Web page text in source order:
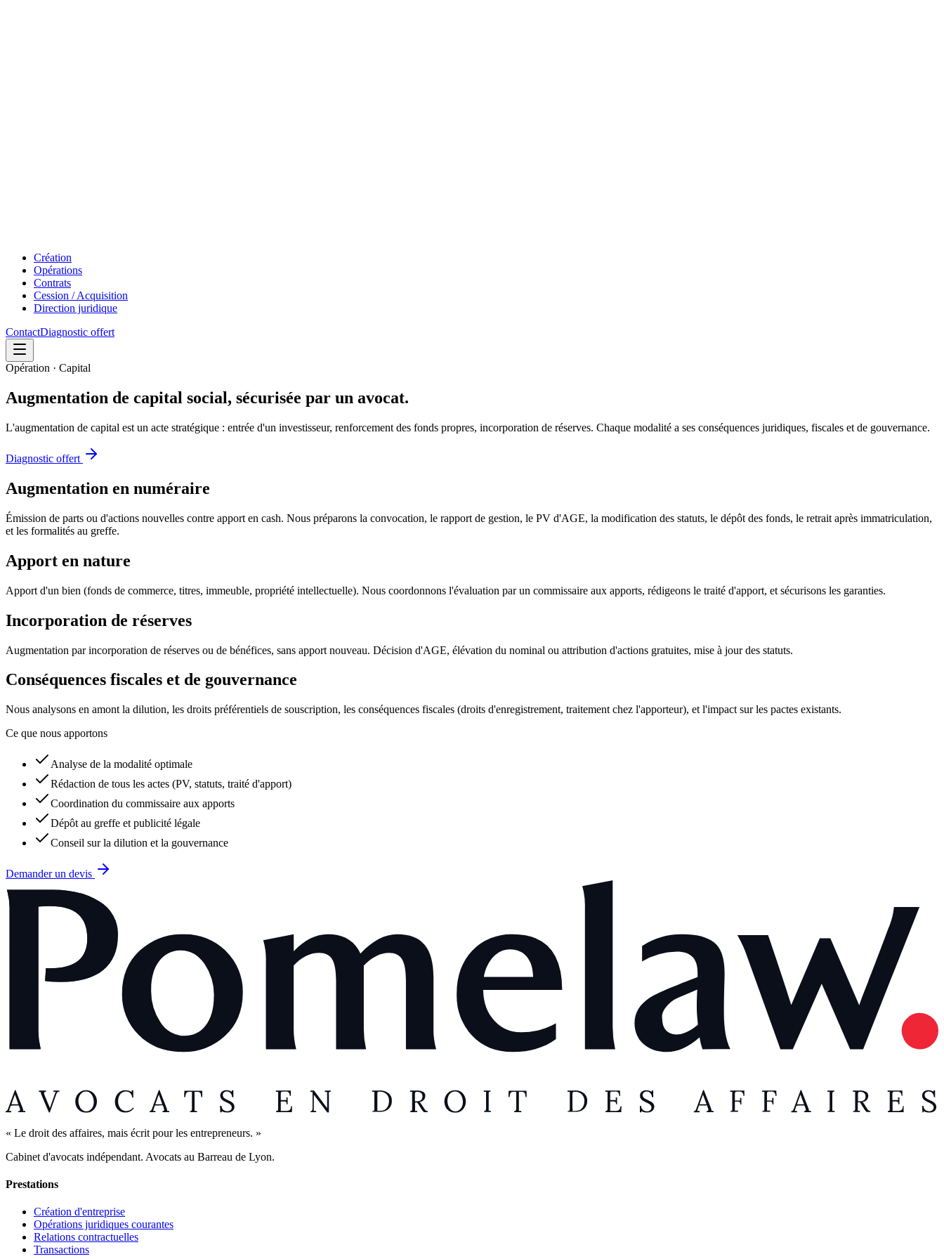
Création
Opérations
Contrats
Cession / Acquisition
Direction juridique
ContactDiagnostic offert
Opération · Capital
Augmentation de capital social, sécurisée par un avocat.
L'augmentation de capital est un acte stratégique : entrée d'un investisseur, renforcement des fonds propres, incorporation de réserves. Chaque modalité a ses conséquences juridiques, fiscales et de gouvernance.
Diagnostic offert
Augmentation en numéraire
Émission de parts ou d'actions nouvelles contre apport en cash. Nous préparons la convocation, le rapport de gestion, le PV d'AGE, la modification des statuts, le dépôt des fonds, le retrait après immatriculation,
et les formalités au greffe.
Apport en nature
Apport d'un bien (fonds de commerce, titres, immeuble, propriété intellectuelle). Nous coordonnons l'évaluation par un commissaire aux apports, rédigeons le traité d'apport, et sécurisons les garanties.
Incorporation de réserves
Augmentation par incorporation de réserves ou de bénéfices, sans apport nouveau. Décision d'AGE, élévation du nominal ou attribution d'actions gratuites, mise à jour des statuts.
Conséquences fiscales et de gouvernance
Nous analysons en amont la dilution, les droits préférentiels de souscription, les conséquences fiscales (droits d'enregistrement, traitement chez l'apporteur), et l'impact sur les pactes existants.
Ce que nous apportons
Analyse de la modalité optimale
Rédaction de tous les actes (PV, statuts, traité d'apport)
Coordination du commissaire aux apports
Dépôt au greffe et publicité légale
Conseil sur la dilution et la gouvernance
Demander un devis
« Le droit des affaires, mais écrit pour les entrepreneurs. »
Cabinet d'avocats indépendant. Avocats au Barreau de Lyon.
Prestations
Création d'entreprise
Opérations juridiques courantes
Relations contractuelles
Transactions